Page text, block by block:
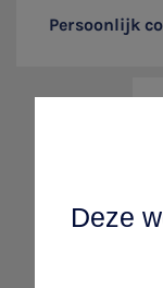
Deze
Persoonlijk